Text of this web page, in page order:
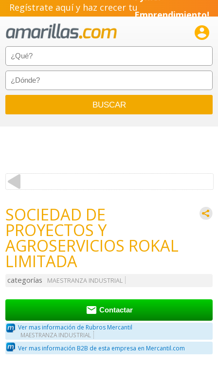
Regístrate aquí y haz crecer tuPyme!
Emprendimiento!

SOCIEDAD DE
PROYECTOS Y
AGROSERVICIOS ROKAL
LIMITADA
categorías MAESTRANZA INDUSTRIAL
 Contactar
Ver mas información de Rubros Mercantil
MAESTRANZA INDUSTRIAL
Ver mas información B2B de esta empresa en Mercantil.com